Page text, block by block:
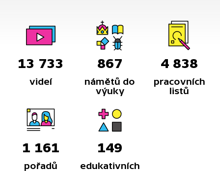
13 733
videí
867
námětů do
výuky
4 838
pracovních
listů
1 161
pořadů
149
edukativních